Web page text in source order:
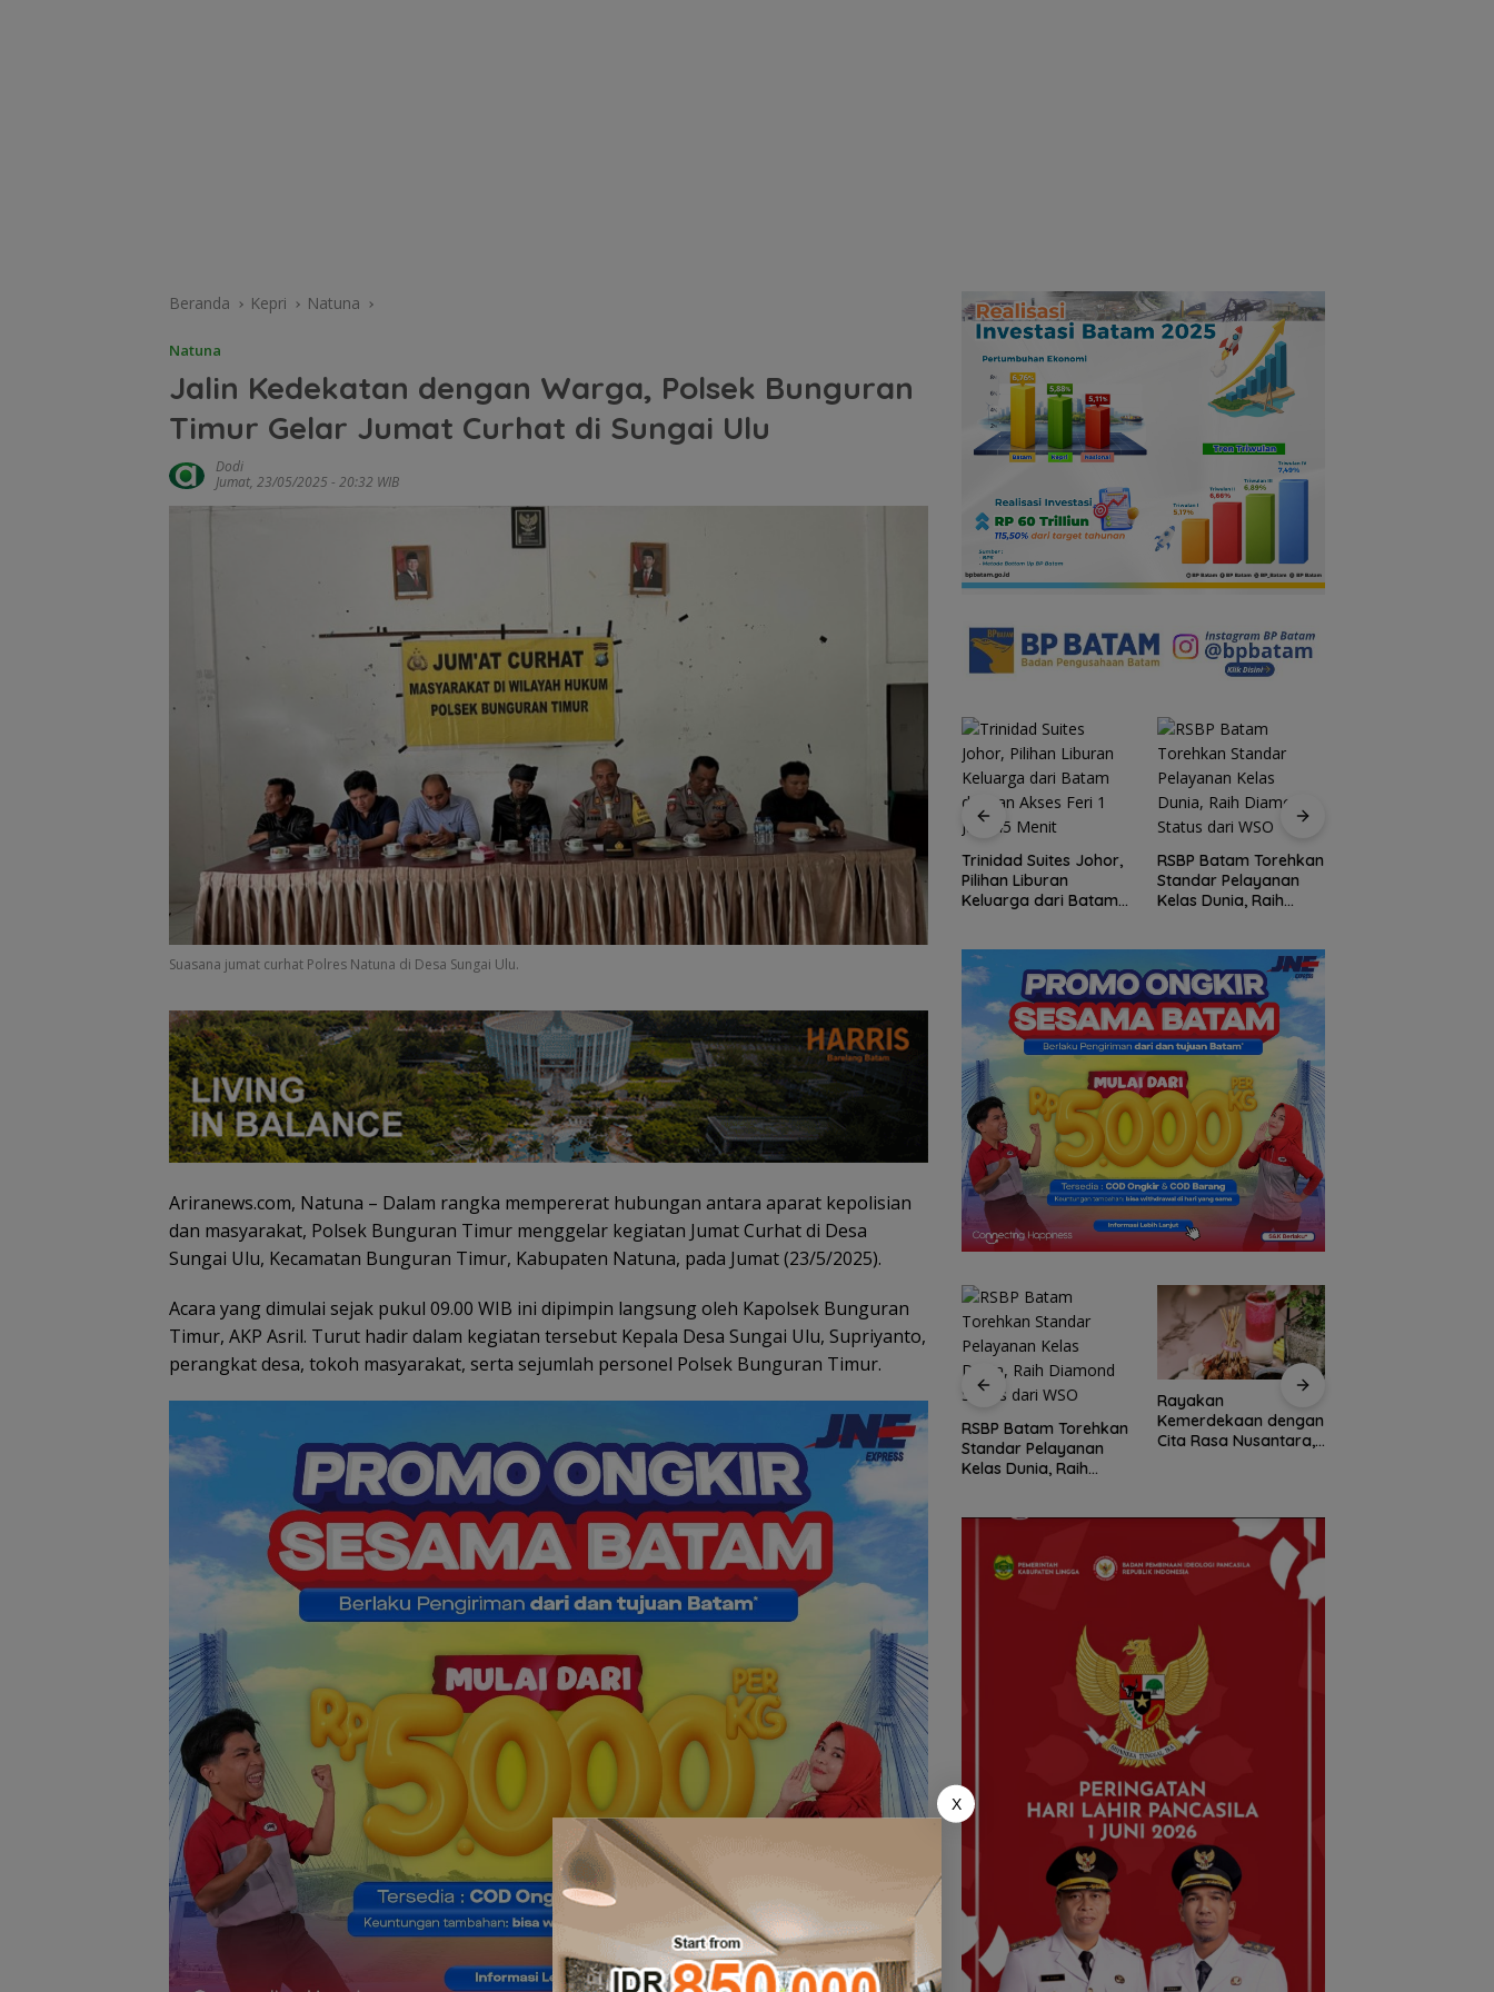
Beranda Kepri Natuna
Natuna
Jalin Kedekatan dengan Warga, Polsek Bunguran
Timur Gelar Jumat Curhat di Sungai Ulu
Dodi
Jumat, 23/05/2025 - 20:32 WIB
Suasana jumat curhat Polres Natuna di Desa Sungai Ulu.
Ariranews.com, Natuna – Dalam rangka mempererat hubungan antara aparat kepolisian
dan masyarakat, Polsek Bunguran Timur menggelar kegiatan Jumat Curhat di Desa
Sungai Ulu, Kecamatan Bunguran Timur, Kabupaten Natuna, pada Jumat (23/5/2025).
Acara yang dimulai sejak pukul 09.00 WIB ini dipimpin langsung oleh Kapolsek Bunguran
Timur, AKP Asril. Turut hadir dalam kegiatan tersebut Kepala Desa Sungai Ulu, Supriyanto,
perangkat desa, tokoh masyarakat, serta sejumlah personel Polsek Bunguran Timur.
Rayakan
Kemerdekaan dengan
Cita Rasa Nusantara,
Grand Mercure Batam
Centre Hadirkan
“Flavours of
Enam Hari Dicari, 4
ABK KM Samudra
Jaya Ditemukan
Selamat di Perairan
Malaysia
Hasan: Kepri Hadapi
Persaingan Pariwisata
Regional, Pelayanan
Jadi Kunci Rebut
Wisatawan
Trinidad Suites Johor,
Pilihan Liburan
Keluarga dari Batam
dengan Akses Feri 1
Jam 45 Menit
RSBP Batam Torehkan
Standar Pelayanan
Kelas Dunia, Raih
BPD Desa Batu
Berapit Dilantik,
Darfiet: Harapkan
Hadirkan Perubahan
Nyata
Arogansi Jakarta di
Beranda Negeri:
Catatan dari
Pertemuan Ketua
Umum PWI dan KJK di
PKP Expo di Grand
Double Bonus, Untung
Berkali-kali
Hasan: Kepri Hadapi
Regional, Pelayanan
Jadi Kunci Rebut
Wisatawan
RSBP Batam Torehkan
Standar Pelayanan
Kelas Dunia, Raih
Diamond Status dari
WSO
Rayakan
Kemerdekaan dengan
Cita Rasa Nusantara,
Grand Mercure Batam
Centre Hadirkan
Nusantara”
RSBP Batam Perkuat
Sinergi dengan BPOM
demi Jamin
X